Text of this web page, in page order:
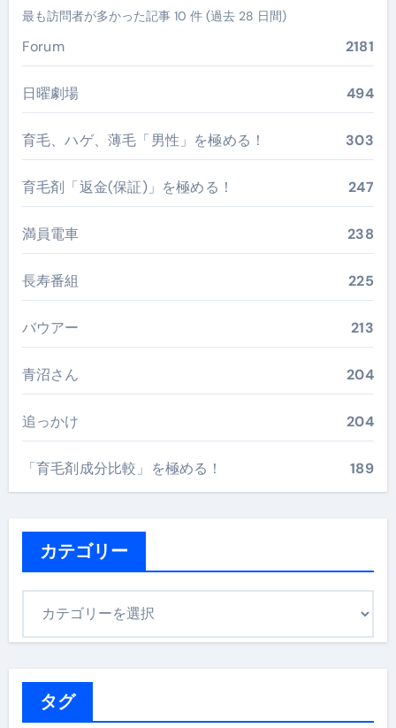
最も訪問者が多かった記事 10 件 (過去 28 日間)
Forum 2181
日曜劇場 494
育毛、ハゲ、薄毛「男性」を極める！ 303
育毛剤「返金(保証)」を極める！ 247
満員電車 238
長寿番組 225
バウアー 213
青沼さん 204
追っかけ 204
「育毛剤成分比較」を極める！ 189
カテゴリー
タグ